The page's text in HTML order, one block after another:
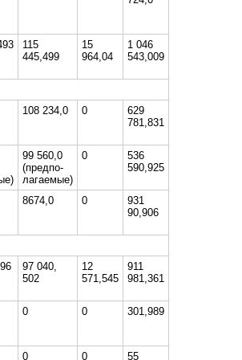
115
445,499
15
964,04
1 046
543,009
108 234,0 0
629
781,831
99 560,0
(предпо-
лагаемые)
0
536
590,925
8674,0 0
931
90,906
97 040,
502
12
571,545
911
981,361
0 0 301,989
0 0 55